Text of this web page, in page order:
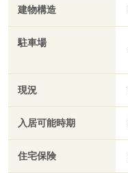
建物構造
駐車場
現況
入居可能時期
住宅保険